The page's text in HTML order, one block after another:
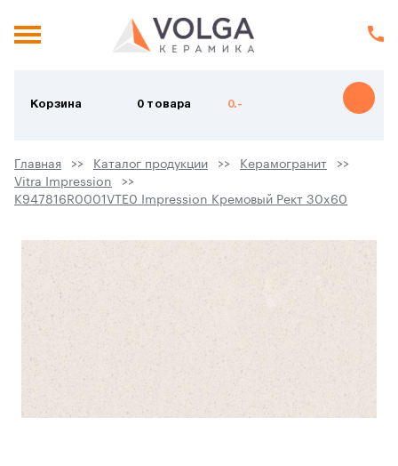
Корзина 0 товара 0.-
Главная Каталог продукции
Керамогранит
Vitra Impression
K947816R0001VTE0 Impression Кремовый Рект 30x60